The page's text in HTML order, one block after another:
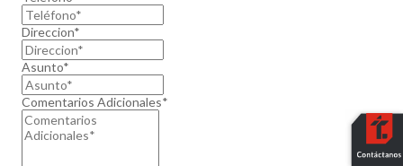
Direccion*
Asunto*
Comentarios Adicionales*